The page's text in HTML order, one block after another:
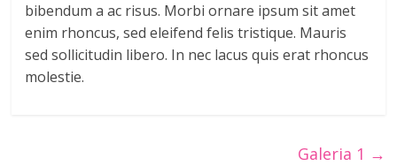
bibendum a ac risus. Morbi ornare ipsum sit amet
enim rhoncus, sed eleifend felis tristique. Mauris
sed sollicitudin libero. In nec lacus quis erat rhoncus
molestie.
Galeria 1 →